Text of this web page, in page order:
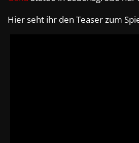
Hier seht ihr den Teaser zum